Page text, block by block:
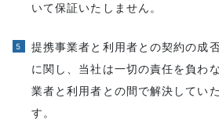
いて保証いたしません。
提携事業者と利用者との契約の成
に関し、当社は一切の責任を負わ
業者と利用者との間で解決してい
す。